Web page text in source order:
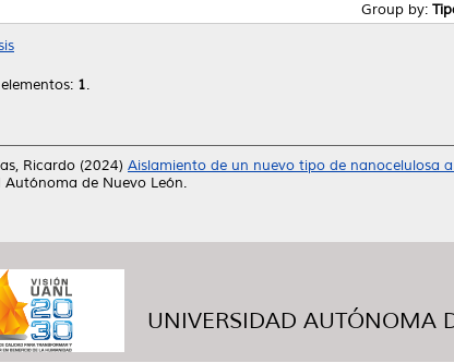
Group by:
1.
Ricardo (2024) Aislamiento de un nuevo tipo de nanocelulosa
Autónoma de Nuevo León.
UNIVERSIDAD AUTÓNOMA